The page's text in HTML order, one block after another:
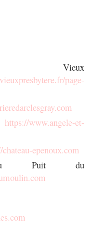
page-
https://www.angele-et-
epenoux.com
Puit du